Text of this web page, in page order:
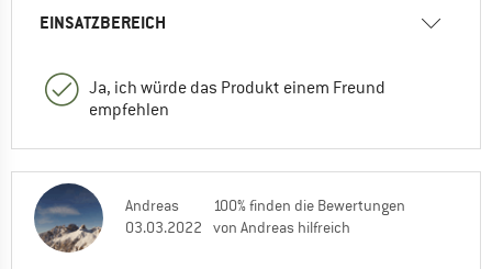
EINSATZBEREICH
Ja, ich würde das Produkt einem Freund
empfehlen
Andreas
03.03.2022
100% finden die Bewertungen
von Andreas hilfreich